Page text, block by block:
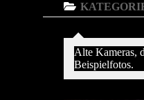
Alte Kameras,
Beispielfotos.